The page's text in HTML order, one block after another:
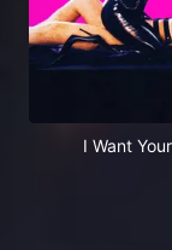
I Want